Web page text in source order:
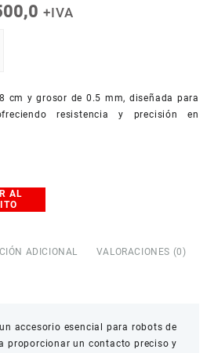
El
+IVA
cm y grosor de 0.5 mm, diseñada para
resistencia y precisión en
AL
ADICIONAL VALORACIONES (0)
accesorio esencial para robots de
proporcionar un contacto preciso y